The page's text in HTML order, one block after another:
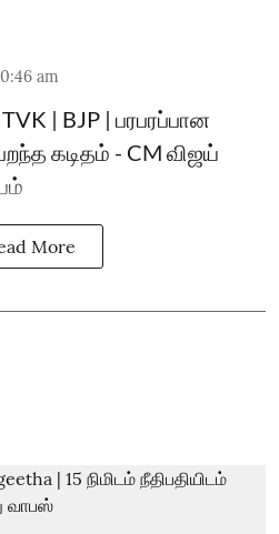
am
| BJP | பரபரப்பான
கடிதம் - CM விஜய்
More